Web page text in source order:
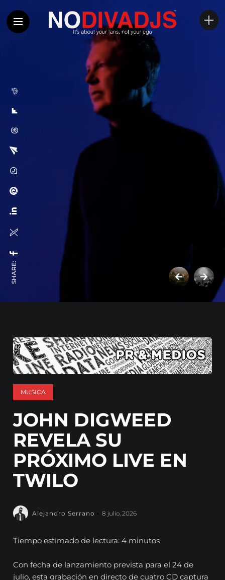
SHARE:
MUSICA
JOHN DIGWEED
REVELA SU
PRÓXIMO LIVE EN
TWILO
Alejandro Serrano 8 julio, 2026
Tiempo estimado de lectura: 4 minutos
Con fecha de lanzamiento prevista para el 24 de
julio, esta grabación en directo de cuatro CD captura